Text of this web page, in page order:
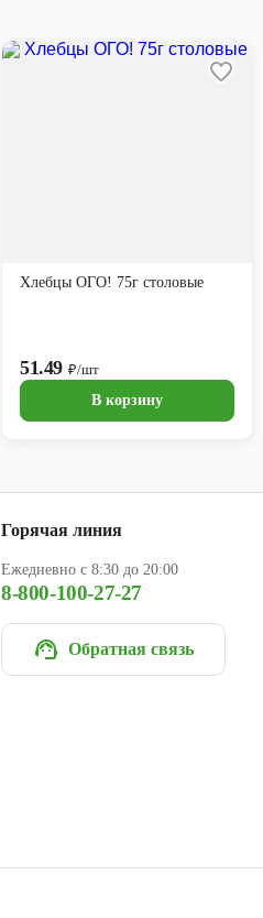
Хлебцы ОГО! 75г столовые
51.49 ₽/шт
В корзину
Горячая линия
Ежедневно с 8:30 до 20:00
8-800-100-27-27
Обратная связь